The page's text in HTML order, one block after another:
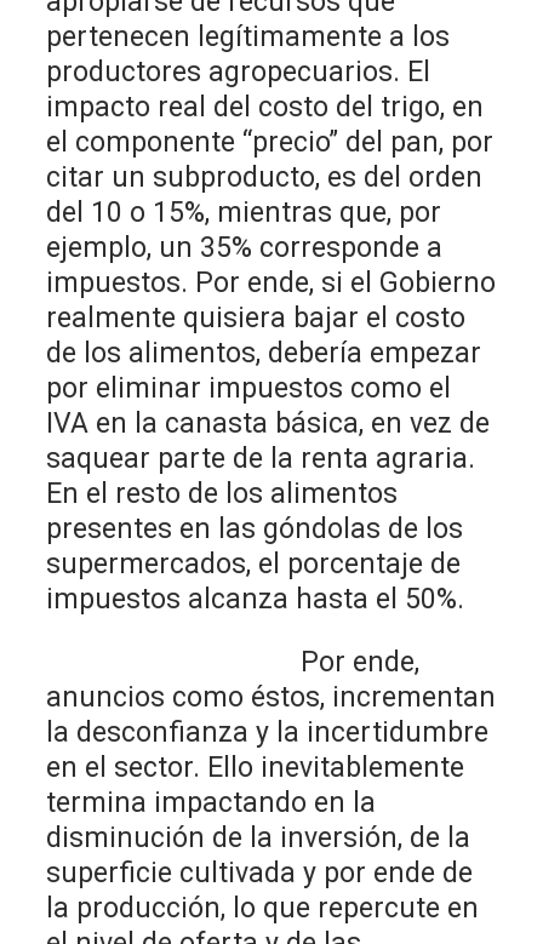
pertenecen legítimamente a los
productores agropecuarios. El
impacto real del costo del trigo, en
el componente “precio” del pan, por
citar un subproducto, es del orden
del 10 o 15%, mientras que, por
ejemplo, un 35% corresponde a
impuestos. Por ende, si el Gobierno
realmente quisiera bajar el costo
de los alimentos, debería empezar
por eliminar impuestos como el
IVA en la canasta básica, en vez de
saquear parte de la renta agraria.
En el resto de los alimentos
presentes en las góndolas de los
supermercados, el porcentaje de
impuestos alcanza hasta el 50%.
Por ende,
anuncios como éstos, incrementan
la desconfianza y la incertidumbre
en el sector. Ello inevitablemente
termina impactando en la
disminución de la inversión, de la
superficie cultivada y por ende de
la producción, lo que repercute en